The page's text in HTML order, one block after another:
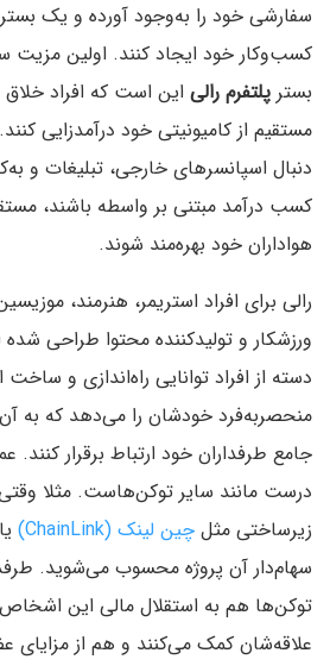
سفارشی خود را به‌وجود آورده و یک
کسب‌وکار خود ایجاد کنند. اولین
بستر پلتفرم رالی این است که افراد
مستقیم از کامیونیتی خود درآمدزایی
دنبال اسپانسر‌های خارجی، تبلیغات و
کسب درآمد مبتنی بر واسطه باشند،
هواداران خود بهره‌مند شوند.
رالی برای افراد استریمر، هنرمند،
ورزشکار و تولیدکننده محتوا طراحی
دسته از افراد توانایی راه‌اندازی و
منحصربه‌فرد خودشان را می‌دهد که به
جامع طرفداران خود ارتباط برقرار
درست مانند سایر توکن‌هاست. مثلا
زیرساختی مثل چین لینک (ChainLink) یا
سهام‌دار آن پروژه محسوب می‌شوید.
توکن‌ها هم به استقلال مالی این اشخاص
علاقه‌شان کمک می‌کنند و هم از مزایای